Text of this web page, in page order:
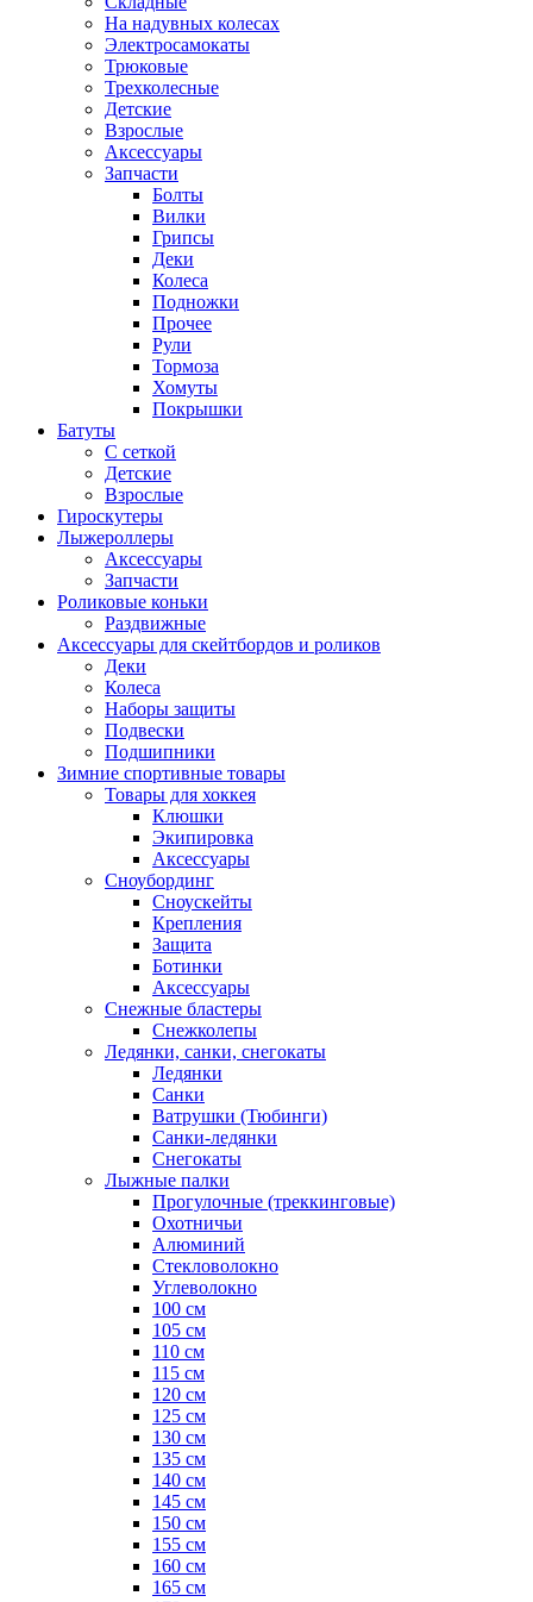
На надувных колесах
Электросамокаты
Трюковые
Трехколесные
Детские
Взрослые
Аксессуары
Запчасти
Болты
Вилки
Грипсы
Деки
Колеса
Подножки
Прочее
Рули
Тормоза
Хомуты
Покрышки
Батуты
С сеткой
Детские
Взрослые
Гироскутеры
Лыжероллеры
Аксессуары
Запчасти
Роликовые коньки
Раздвижные
Аксессуары для скейтбордов и роликов
Деки
Колеса
Наборы защиты
Подвески
Подшипники
Зимние спортивные товары
Товары для хоккея
Клюшки
Экипировка
Аксессуары
Сноубординг
Сноускейты
Крепления
Защита
Ботинки
Аксессуары
Снежные бластеры
Снежколепы
Ледянки, санки, снегокаты
Ледянки
Санки
Ватрушки (Тюбинги)
Санки-ледянки
Снегокаты
Лыжные палки
Прогулочные (треккинговые)
Охотничьи
Алюминий
Стекловолокно
Углеволокно
100 см
105 см
110 см
115 см
120 см
125 см
130 см
135 см
140 см
145 см
150 см
155 см
160 см
165 см